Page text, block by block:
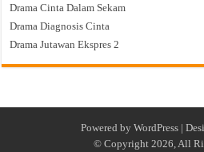
Drama Cinta Dalam Sekam
Drama Diagnosis Cinta
Drama Jutawan Ekspres 2
Powered by WordPress |
© Copyright 2026, All